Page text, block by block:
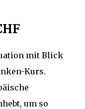
mit Blick
Kurs.
um so